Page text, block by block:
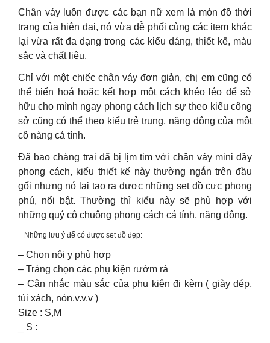
Chân váy luôn được các bạn nữ xem là món đồ thời
trang của hiện đại, nó vừa dễ phối cùng các item khác
lại vừa rất đa dạng trong các kiểu dáng, thiết kế, màu
sắc và chất liệu.
Chỉ với một chiếc chân váy đơn giản, chị em cũng có
thể biến hoá hoặc kết hợp một cách khéo léo để sở
hữu cho mình ngay phong cách lịch sự theo kiểu công
sở cũng có thể theo kiểu trẻ trung, năng động của một
cô nàng cá tính.
Đã bao chàng trai đã bị lịm tim với chân váy mini đầy
phong cách, kiểu thiết kế này thường ngắn trên đầu
gối nhưng nó lại tạo ra được những set đồ cực phong
phú, nổi bật. Thường thì kiểu này sẽ phù hợp với
những quý cô chuộng phong cách cá tính, năng động.
_ Những lưu ý để có được set đồ đẹp:
– Chọn nội y phù hơp
– Tráng chọn các phụ kiện rườm rà
– Cân nhắc màu sắc của phụ kiện đi kèm ( giày dép,
túi xách, nón.v.v.v )
Size : S,M
_ S :